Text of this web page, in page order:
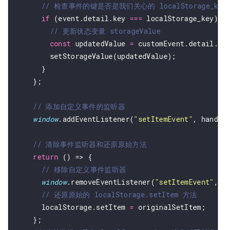
if (event.detail.key === localStorage_key) {
// 更新状态变量 storageValue
const updatedValue =
        setStorageValue(updatedValue);
      }
    };
window.addEventListener( "setItemEvent" ,
// 清除事件监听器和还原原始方法
return () => {
window.removeEventListener( "setItemEvent" ,
      localStorage.setItem
= originalSetItem;
    };